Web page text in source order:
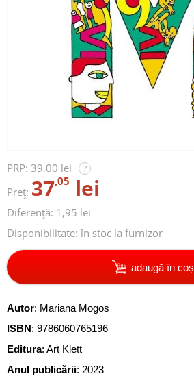
PRP: 39,00 lei ?
Preț: 37,05 lei
Diferență: 1,95 lei
Disponibilitate: în stoc la furnizor
adaugă în coș
Autor: Mariana Mogos
ISBN: 9786060765196
Editura: Art Klett
Anul publicării: 2023